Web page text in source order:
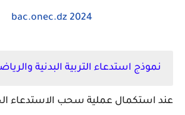
2024 bac.onec.dz
نموذج استدعاء التربية البدنية
عند استكمال عملية سحب الاستدعاء